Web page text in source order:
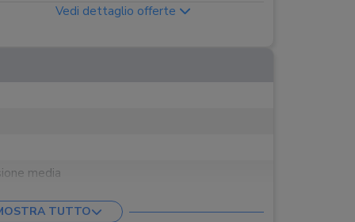
Vedi dettaglio offerte
media
TUTTO